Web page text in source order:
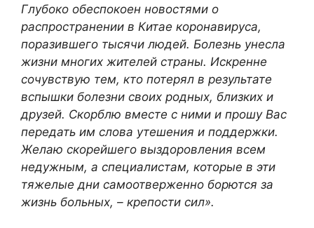
Глубоко обеспокоен новостями о
распространении в Китае коронавируса,
поразившего тысячи людей. Болезнь унесла
жизни многих жителей страны. Искренне
сочувствую тем, кто потерял в результате
вспышки болезни своих родных, близких и
друзей. Скорблю вместе с ними и прошу Вас
передать им слова утешения и поддержки.
Желаю скорейшего выздоровления всем
недужным, а специалистам, которые в эти
тяжелые дни самоотверженно борются за
жизнь больных, – крепости сил».